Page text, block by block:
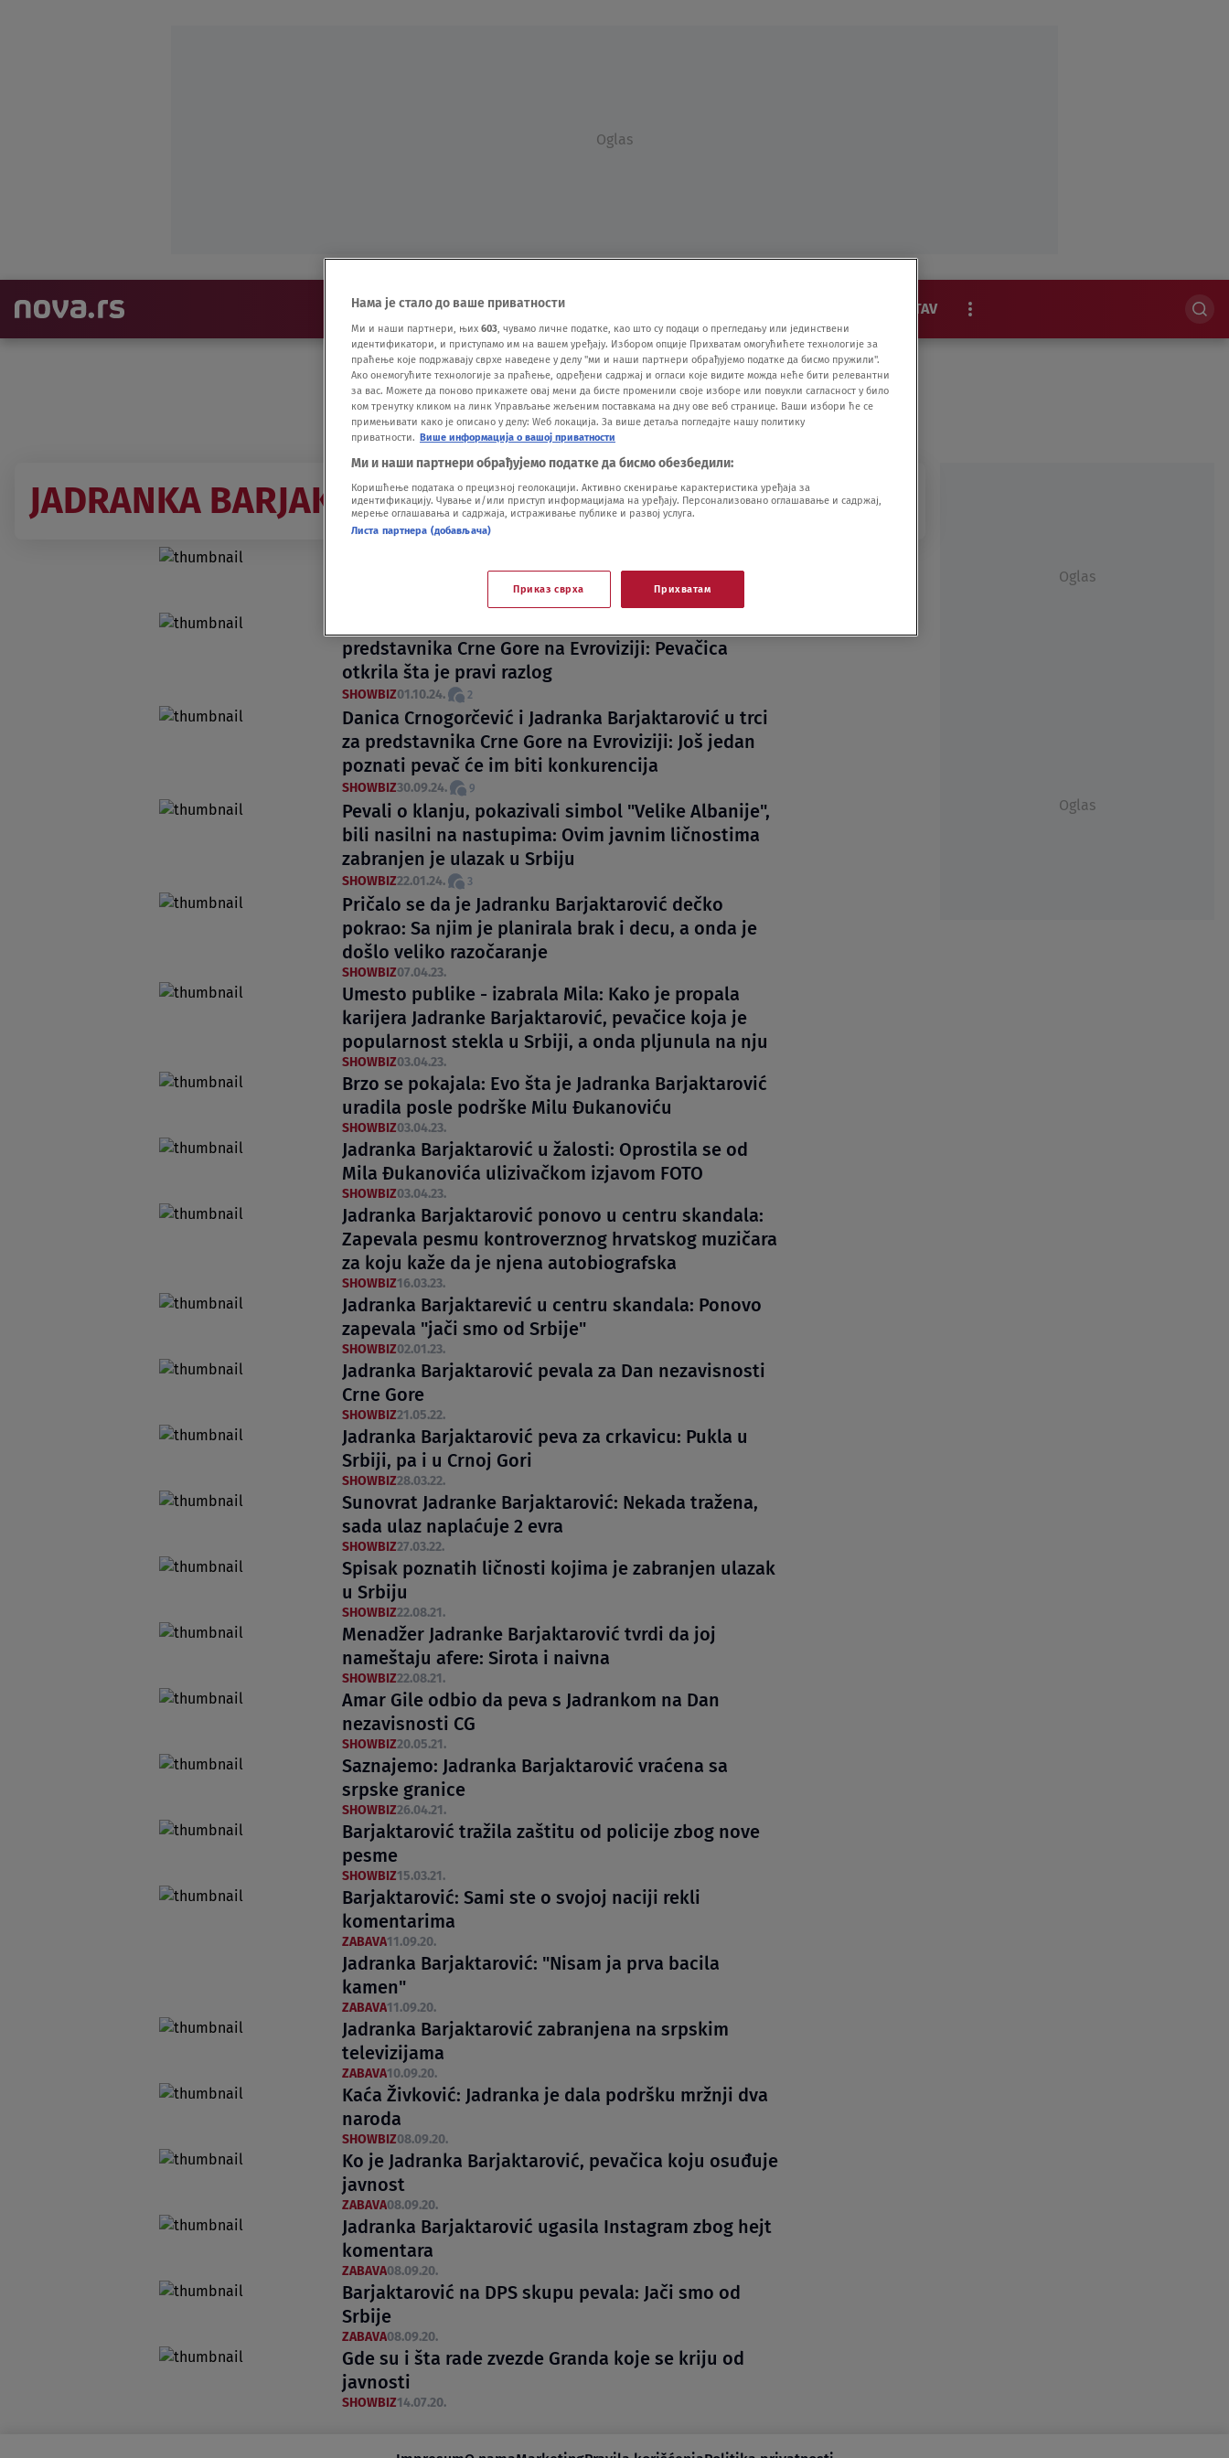
Oglas
NAJNOVIJE VESTI SHOW STAV
EKSKLUZIVNO
JADRANKA BARJAKTAROVIĆ
meni se to dešavalo"
predstavnika Crne Gore na Evroviziji: Pevačica
otkrila šta je pravi razlog
SHOWBIZ01.10.24. 2
Danica Crnogorčević i Jadranka Barjaktarović u trci
za predstavnika Crne Gore na Evroviziji: Još jedan
poznati pevač će im biti konkurencija
SHOWBIZ30.09.24. 9
Pevali o klanju, pokazivali simbol "Velike Albanije",
bili nasilni na nastupima: Ovim javnim ličnostima
zabranjen je ulazak u Srbiju
SHOWBIZ22.01.24. 3
Pričalo se da je Jadranku Barjaktarović dečko
pokrao: Sa njim je planirala brak i decu, a onda je
došlo veliko razočaranje
SHOWBIZ07.04.23.
Umesto publike - izabrala Mila: Kako je propala
karijera Jadranke Barjaktarović, pevačice koja je
popularnost stekla u Srbiji, a onda pljunula na nju
SHOWBIZ03.04.23.
Brzo se pokajala: Evo šta je Jadranka Barjaktarović
uradila posle podrške Milu Đukanoviću
SHOWBIZ03.04.23.
Jadranka Barjaktarović u žalosti: Oprostila se od
Mila Đukanovića ulizivačkom izjavom FOTO
SHOWBIZ03.04.23.
Jadranka Barjaktarović ponovo u centru skandala:
Zapevala pesmu kontroverznog hrvatskog muzičara
za koju kaže da je njena autobiografska
SHOWBIZ16.03.23.
Jadranka Barjaktarević u centru skandala: Ponovo
zapevala "jači smo od Srbije"
SHOWBIZ02.01.23.
Jadranka Barjaktarović pevala za Dan nezavisnosti
Crne Gore
SHOWBIZ21.05.22.
Jadranka Barjaktarović peva za crkavicu: Pukla u
Srbiji, pa i u Crnoj Gori
SHOWBIZ28.03.22.
Sunovrat Jadranke Barjaktarović: Nekada tražena,
sada ulaz naplaćuje 2 evra
SHOWBIZ27.03.22.
Spisak poznatih ličnosti kojima je zabranjen ulazak
u Srbiju
SHOWBIZ22.08.21.
Menadžer Jadranke Barjaktarović tvrdi da joj
nameštaju afere: Sirota i naivna
SHOWBIZ22.08.21.
Amar Gile odbio da peva s Jadrankom na Dan
nezavisnosti CG
SHOWBIZ20.05.21.
Saznajemo: Jadranka Barjaktarović vraćena sa
srpske granice
SHOWBIZ26.04.21.
Barjaktarović tražila zaštitu od policije zbog nove
pesme
SHOWBIZ15.03.21.
Barjaktarović: Sami ste o svojoj naciji rekli
komentarima
ZABAVA11.09.20.
Jadranka Barjaktarović: "Nisam ja prva bacila
kamen"
ZABAVA11.09.20.
Jadranka Barjaktarović zabranjena na srpskim
televizijama
ZABAVA10.09.20.
Kaća Živković: Jadranka je dala podršku mržnji dva
naroda
SHOWBIZ08.09.20.
Ko je Jadranka Barjaktarović, pevačica koju osuđuje
javnost
ZABAVA08.09.20.
Jadranka Barjaktarović ugasila Instagram zbog hejt
komentara
ZABAVA08.09.20.
Barjaktarović na DPS skupu pevala: Jači smo od
Srbije
ZABAVA08.09.20.
Gde su i šta rade zvezde Granda koje se kriju od
javnosti
SHOWBIZ14.07.20.
Oglas
Oglas
Нама је стало до ваше приватности
Ми и наши партнери, њих 603, чувамо личне податке, као што су подаци о прегледању или јединствени
идентификатори, и приступамо им на вашем уређају. Избором опције Прихватам омогућићете технологије за
праћење које подржавају сврхе наведене у делу "ми и наши партнери обрађујемо податке да бисмо пружили".
Ако онемогућите технологије за праћење, одређени садржај и огласи које видите можда неће бити релевантни
за вас. Можете да поново прикажете овај мени да бисте променили своје изборе или повукли сагласност у било
ком тренутку кликом на линк Управљање жељеним поставкама на дну ове веб странице. Ваши избори ће се
примењивати како је описано у делу: Wеб локација. За више детаља погледајте нашу политику
приватности. Више информација о вашој приватности
Ми и наши партнери обрађујемо податке да бисмо обезбедили:
Коришћење података о прецизној геолокацији. Активно скенирање карактеристика уређаја за
идентификацију. Чување и/или приступ информацијама на уређају. Персонализовано оглашавање и садржај,
мерење оглашавања и садржаја, истраживање публике и развој услуга.
Листа партнера (добављача)
Приказ сврха Прихватам